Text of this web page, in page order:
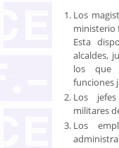
Los
ministerio
Esta
alcaldes,
los que
funciones
Los
militares
Los